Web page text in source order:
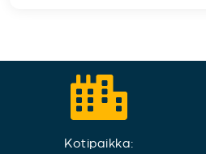
Kotipaikka: